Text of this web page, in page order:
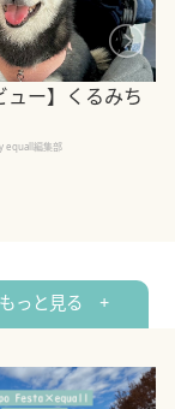
ュー】くるみち
equall編集部
もっと見る +